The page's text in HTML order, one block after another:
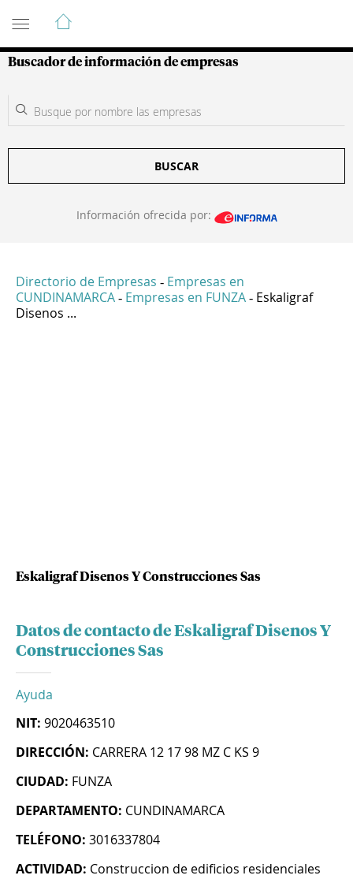
Guía de Empresas Colombianas
Buscador de información de empresas
BUSCAR
Información ofrecida por:
Directorio de Empresas - Empresas en
CUNDINAMARCA - Empresas en FUNZA - Eskaligraf
Disenos ...
Eskaligraf Disenos Y Construcciones Sas
Datos de contacto de Eskaligraf Disenos Y
Construcciones Sas
Ayuda
NIT: 9020463510
DIRECCIÓN: CARRERA 12 17 98 MZ C KS 9
CIUDAD: FUNZA
DEPARTAMENTO: CUNDINAMARCA
TELÉFONO: 3016337804
ACTIVIDAD: Construccion de edificios residenciales